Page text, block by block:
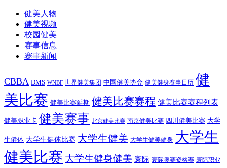
健美人物
健美视频
校园健美
赛事信息
赛事新闻
CBBA DMS WNBF 世界健美集团 中国健美协会 健美健身赛事日历 健
美比赛 健美比赛延期 健美比赛赛程 健美比赛赛程列表
健美职业卡 健美赛事 北京健美比赛 南京健美比赛 四川健美比赛 大学
生健体 大学生健体比赛 大学生健美 大学生健美健身 大学生
健美比赛 大学生健身健美 寰际 寰际奥赛资格赛 寰际职业